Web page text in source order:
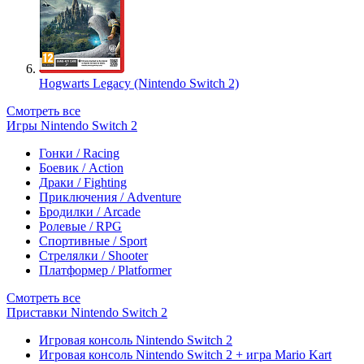
Hogwarts Legacy (Nintendo Switch 2)
Смотреть все
Игры Nintendo Switch 2
Гонки / Racing
Боевик / Action
Драки / Fighting
Приключения / Adventure
Бродилки / Arcade
Ролевые / RPG
Спортивные / Sport
Стрелялки / Shooter
Платформер / Platformer
Смотреть все
Приставки Nintendo Switch 2
Игровая консоль Nintendo Switch 2
Игровая консоль Nintendo Switch 2 + игра Mario Kart